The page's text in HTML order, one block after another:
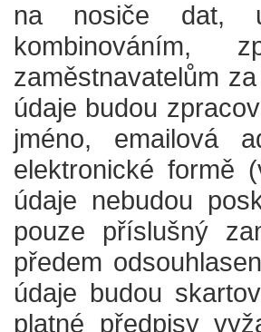
na nosiče dat,
kombinováním,
zaměstnavatelům
údaje budou
jméno, emailová
elektronické formě
údaje nebudou
pouze příslušný
předem
údaje budou
platné předpisy